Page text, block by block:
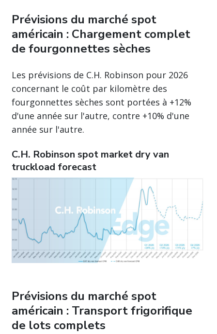
Prévisions du marché spot
américain : Chargement complet
de fourgonnettes sèches
Les prévisions de C.H. Robinson pour 2026
concernant le coût par kilomètre des
fourgonnettes sèches sont portées à +12%
d'une année sur l'autre, contre +10% d'une
année sur l'autre.
C.H. Robinson spot market dry van
truckload forecast
Prévisions du marché spot
américain : Transport frigorifique
de lots complets